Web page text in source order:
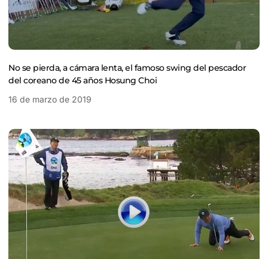
No se pierda, a cámara lenta, el famoso swing del pescador
del coreano de 45 años Hosung Choi
16 de marzo de 2019